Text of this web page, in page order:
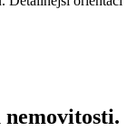
nemovitosti.